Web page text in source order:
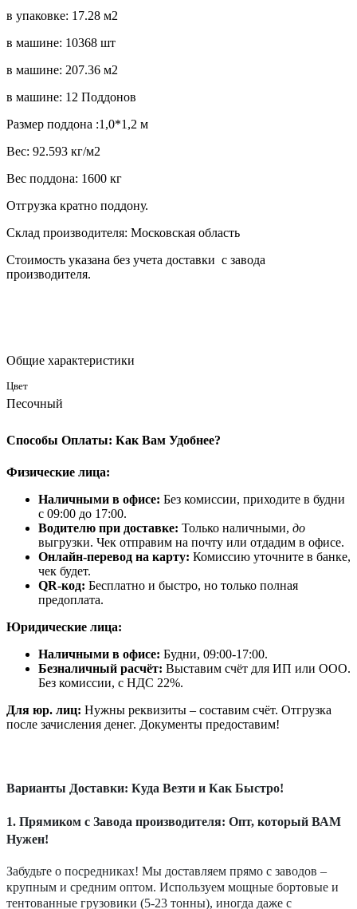
в упаковке: 17.28 м2
в машине: 10368 шт
в машине: 207.36 м2
в машине: 12 Поддонов
Размер поддона :1,0*1,2 м
Вес: 92.593 кг/м2
Вес поддона: 1600 кг
Отгрузка кратно поддону.
Склад производителя: Московская область
Стоимость указана без учета доставки с завода
производителя.
Общие характеристики
Цвет
Песочный
Способы Оплаты: Как Вам Удобнее?
Физические лица:
Наличными в офисе: Без комиссии, приходите в будни
с 09:00 до 17:00.
Водителю при доставке: Только наличными, до
выгрузки. Чек отправим на почту или отдадим в офисе.
Онлайн-перевод на карту: Комиссию уточните в банке,
чек будет.
QR-код: Бесплатно и быстро, но только полная
предоплата.
Юридические лица:
Наличными в офисе: Будни, 09:00-17:00.
Безналичный расчёт: Выставим счёт для ИП или ООО.
Без комиссии, с НДС 22%.
Для юр. лиц: Нужны реквизиты – составим счёт. Отгрузка
после зачисления денег. Документы предоставим!
Варианты Доставки: Куда Везти и Как Быстро!
1. Прямиком с Завода производителя: Опт, который ВАМ
Нужен!
Забудьте о посредниках! Мы доставляем прямо с заводов –
крупным и средним оптом. Используем мощные бортовые и
тентованные грузовики (5-23 тонны), иногда даже с